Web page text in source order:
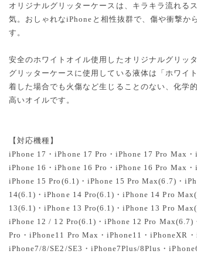
オリジナルグリッターケースは、キラキラ流れる
気。おしゃれなiPhoneと相性抜群で、傷や衝撃か
す。
安全のホワイトオイル使用したオリジナルグリッ
グリッターケースに使用している液体は「ホワイ
着した場合でも火傷など生じることのない、化学
高いオイルです。
【対応機種】
iPhone 17・iPhone 17 Pro・iPhone 17 Pro Max
iPhone 16・iPhone 16 Pro・iPhone 16 Pro Max
iPhone 15 Pro(6.1)・iPhone 15 Pro Max(6.7)・
14(6.1)・iPhone 14 Pro(6.1)・iPhone 14 Pro
13(6.1)・iPhone 13 Pro(6.1)・iPhone 13 Pro
iPhone 12 / 12 Pro(6.1)・iPhone 12 Pro Max(6.7)
Pro・iPhone11 Pro Max・iPhone11・iPhoneXR
iPhone7/8/SE2/SE3・iPhone7Plus/8Plus・